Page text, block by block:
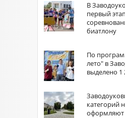
В
первый
биатлону
По
лето" в
выделено 1
категорий
оформляют